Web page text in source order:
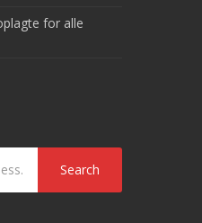
for alle
Search